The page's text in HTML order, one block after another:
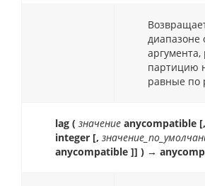
диапазоне
аргумента,
партицию
равные по
lag ( значение anycompatible [,
integer [,
anycompatible ]] ) →